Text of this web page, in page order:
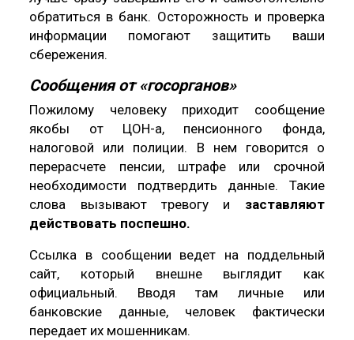
обратиться в банк. Осторожность и проверка
информации помогают защитить ваши
сбережения.
Сообщения от «госорганов»
Пожилому человеку приходит сообщение
якобы от ЦОН-а, пенсионного фонда,
налоговой или полиции. В нем говорится о
перерасчете пенсии, штрафе или срочной
необходимости подтвердить данные. Такие
слова вызывают тревогу и заставляют
действовать поспешно.
Ссылка в сообщении ведет на поддельный
сайт, который внешне выглядит как
официальный. Вводя там личные или
банковские данные, человек фактически
передает их мошенникам.